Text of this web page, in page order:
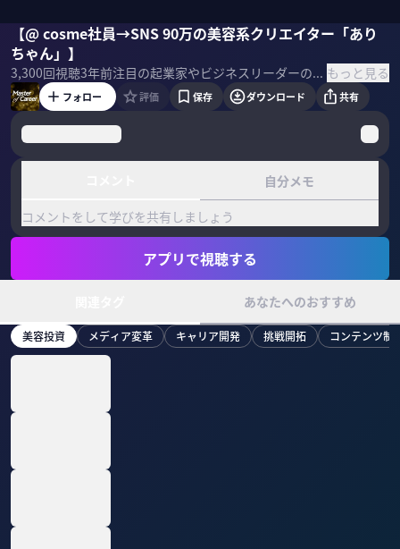
【@ cosme社員→SNS 90万の美容系クリエイター「あり
ちゃん」】
3,300回視聴3年前 注目の起業家やビジネスリーダーの人生のアップダウンを聞きながら、キャリアを深掘りするシリーズ。第9回のゲストは美容クリエイターのありちゃん氏。 ＜ゲスト＞ ありちゃん／美容クリエイター 新卒で「@cosme」を運営する株式会社アイスタイルに入社し、4年間務めた後に退社する。退社後は美容クリエイターとして独立し、「毎月の支出の半分をコスメに充てる女」のキャッチフレーズでコスメレビューを発信する。2021年には「Tik Tok CREATOR AWARD 2021」でファイナリスト5人に選ばれる。 ＜目次＞ もっと見る
ありちゃん
フォロー 評価 保存 ダウンロード 共有
自分メモ
コメントをして学びを共有しましょう
アプリで視聴する
あなたへのおすすめ
美容投資 メディア変革 キャリア開発 挑戦開拓 コンテンツ制